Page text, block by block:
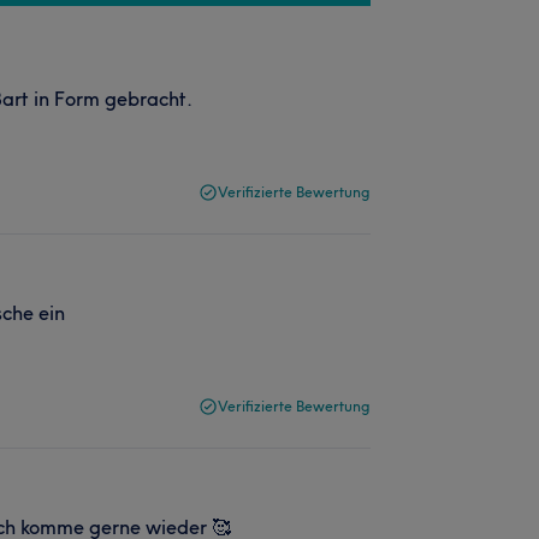
in Form gebracht.
Verifizierte Bewertung
ein
Verifizierte Bewertung
komme gerne wieder 🥰